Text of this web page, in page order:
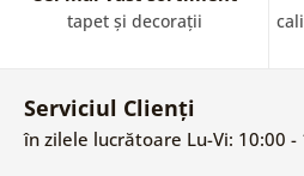
tapet și decorații
Serviciul Clienți
în zilele lucrătoare Lu-Vi: 10:00 -